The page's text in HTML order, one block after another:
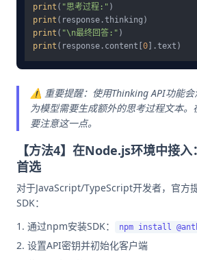
print ( "思考过程:"
print
print ( "\n最终回答:"
print (response.content[ 0
⚠️ 重要提醒：使用Thinking API功能
为模型需要生成额外的思考过程文本
要注意这一点。
【方法4】在Node.js环境中接
首选
对于JavaScript/TypeScript开发者，官方
SDK：
通过npm安装SDK：
npm install
设置API密钥并初始化客户端